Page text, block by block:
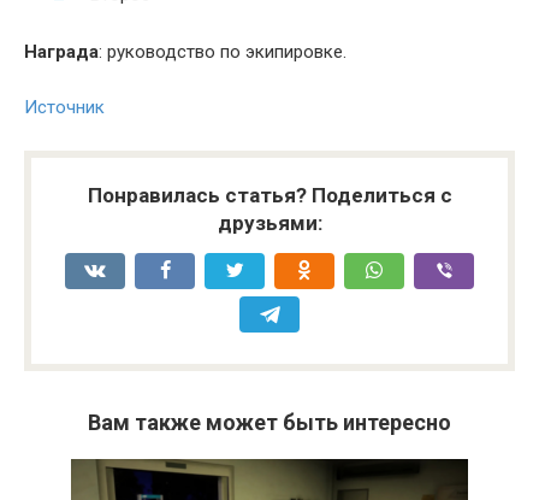
Награда: руководство по экипировке.
Источник
Понравилась статья? Поделиться с
друзьями:
Вам также может быть интересно